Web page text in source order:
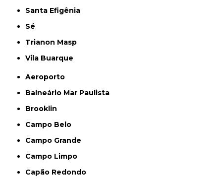
Santa Efigênia
Sé
Trianon Masp
Vila Buarque
Aeroporto
Balneário Mar Paulista
Brooklin
Campo Belo
Campo Grande
Campo Limpo
Capão Redondo